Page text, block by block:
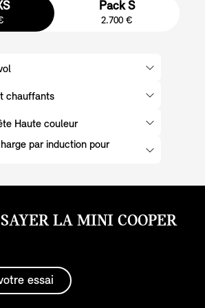
Pack S
2.700 €
chauffants
Haute couleur
par induction pour
LA MINI COOPER
essai